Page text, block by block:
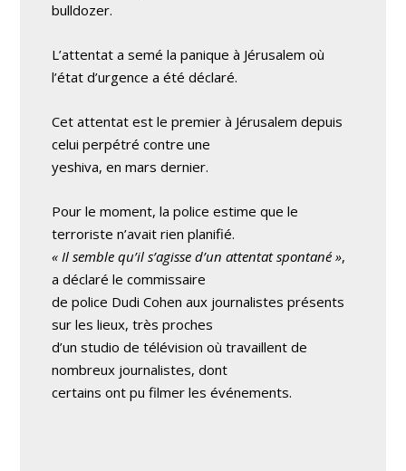
bulldozer.
L’attentat a semé la panique à Jérusalem où
l’état d’urgence a été déclaré.
Cet attentat est le premier à Jérusalem depuis
celui perpétré contre une
yeshiva, en mars dernier.
Pour le moment, la police estime que le
terroriste n’avait rien planifié.
« Il semble qu’il s’agisse d’un attentat spontané »,
a déclaré le commissaire
de police Dudi Cohen aux journalistes présents
sur les lieux, très proches
d’un studio de télévision où travaillent de
nombreux journalistes, dont
certains ont pu filmer les événements.